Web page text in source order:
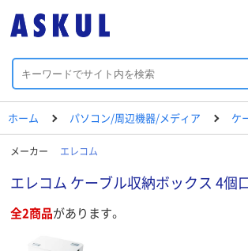
ホーム パソコン/周辺機器/メディア ケ
メーカー エレコム
エレコム ケーブル収納ボックス 4個
全2商品があります。